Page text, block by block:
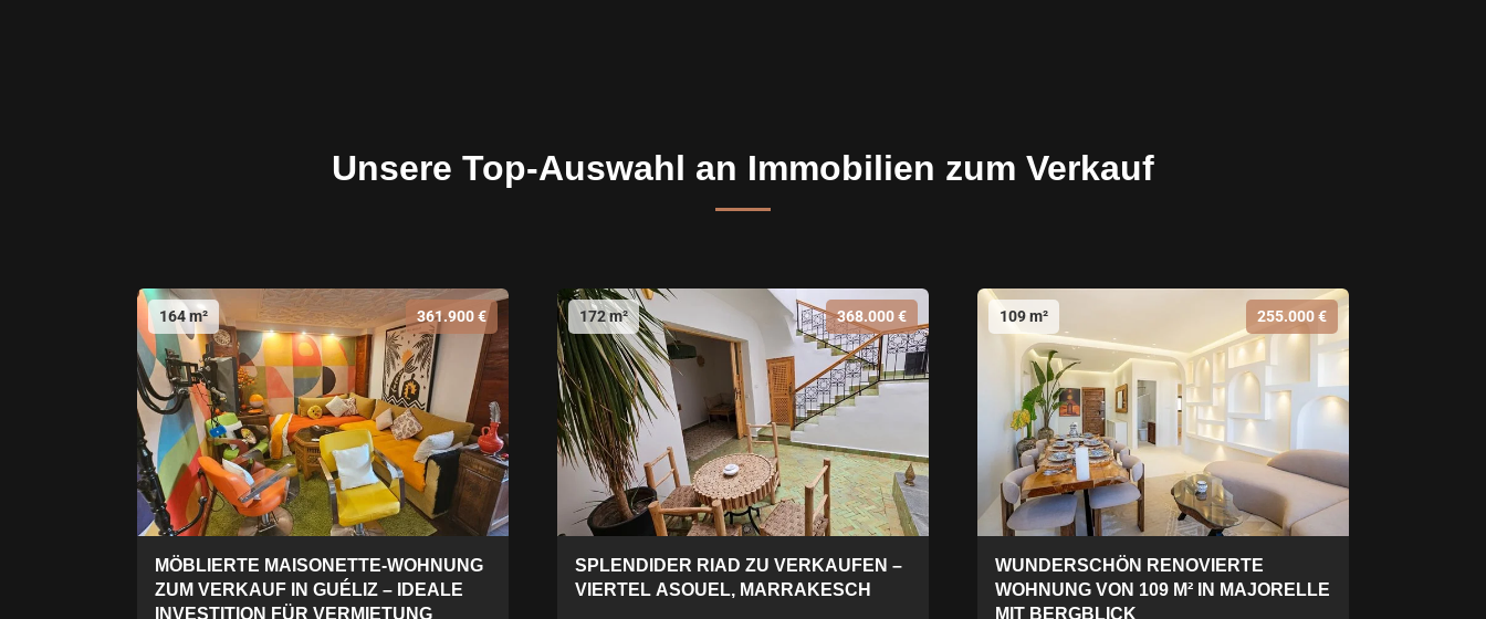
Unsere Top-Auswahl an Immobilien zum Verkauf
164 m² 361.900 €
MÖBLIERTE MAISONETTE-WOHNUNG
ZUM VERKAUF IN GUÉLIZ – IDEALE
INVESTITION FÜR VERMIETUNG
172 m² 368.000 €
SPLENDIDER RIAD ZU VERKAUFEN –
VIERTEL ASOUEL, MARRAKESCH
109 m² 255.000 €
WUNDERSCHÖN RENOVIERTE
WOHNUNG VON 109 M² IN MAJORELLE
MIT BERGBLICK